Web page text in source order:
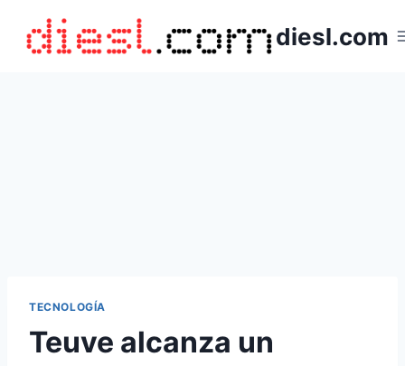
contenido
diesl.com
TECNOLOGÍA
Teuve alcanza un